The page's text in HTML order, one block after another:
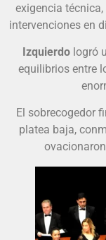
exigencia
intervenciones en
Izquierdologró
equilibrios entre
El sobrecogedor
platea baja,